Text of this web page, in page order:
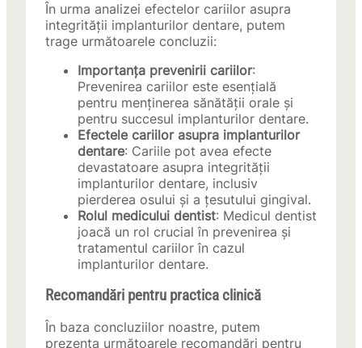
În urma analizei efectelor cariilor asupra
integrității implanturilor dentare, putem
trage următoarele concluzii:
Importanța prevenirii cariilor:
Prevenirea cariilor este esențială
pentru menținerea sănătății orale și
pentru succesul implanturilor dentare.
Efectele cariilor asupra implanturilor
dentare: Cariile pot avea efecte
devastatoare asupra integrității
implanturilor dentare, inclusiv
pierderea osului și a țesutului gingival.
Rolul medicului dentist: Medicul dentist
joacă un rol crucial în prevenirea și
tratamentul cariilor în cazul
implanturilor dentare.
Recomandări pentru practica clinică
În baza concluziilor noastre, putem
prezenta următoarele recomandări pentru